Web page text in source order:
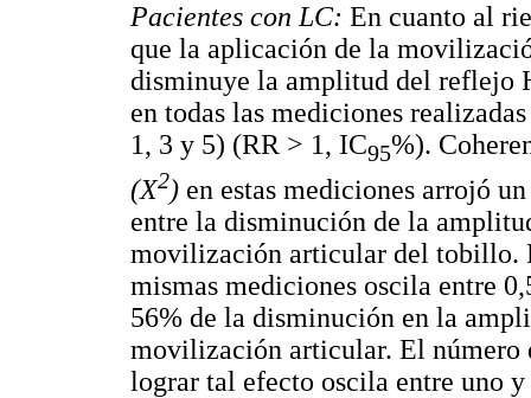
Pacientes con LC: En cuanto al
que la aplicación de la
disminuye la amplitud del reflejo
en todas las mediciones
1, 3 y 5) (RR > 1, IC95%).
(X2) en estas mediciones arrojó
entre la disminución de la
movilización articular del tobillo.
mismas mediciones oscila entre
56% de la disminución en la
movilización articular. El número
lograr tal efecto oscila entre uno y